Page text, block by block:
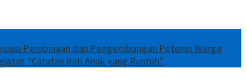
Pembinaan dan Pengembangan Potensi Warga
“Catatan Hati Anak yang Runtuh”